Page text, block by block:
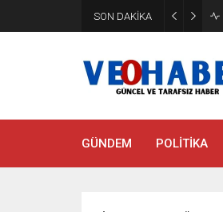
SON DAKİKA
GÜNDEM POLİTİKA